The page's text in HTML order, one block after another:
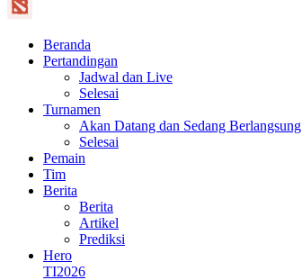
Beranda
Pertandingan
Jadwal dan Live
Selesai
Turnamen
Akan Datang dan Sedang Berlangsung
Selesai
Pemain
Tim
Berita
Berita
Artikel
Prediksi
Hero
TI2026